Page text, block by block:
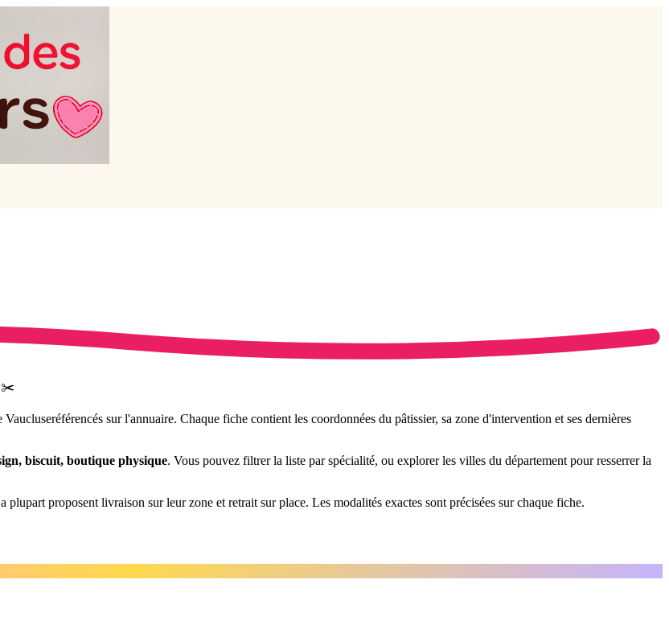
✂️
Vaucluseréférencés sur l'annuaire. Chaque fiche contient les coordonnées du pâtissier, sa zone d'intervention et ses dernières
biscuit, boutique physique. Vous pouvez filtrer la liste par spécialité, ou explorer les villes du département pour resserrer la
plupart proposent livraison sur leur zone et retrait sur place. Les modalités exactes sont précisées sur chaque fiche.